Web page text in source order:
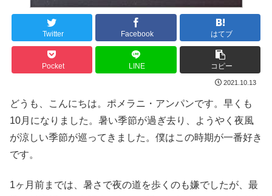
Twitter Facebook はてブ
Pocket LINE コピー
2021.10.13
どうも、こんにちは。ポメラニ・アンパンです。早くも
10月になりました。暑い季節が過ぎ去り、ようやく夜風
が涼しい季節が巡ってきました。僕はこの時期が一番好き
です。
1ヶ月前までは、暑さで夜の道を歩くのも嫌でしたが、最